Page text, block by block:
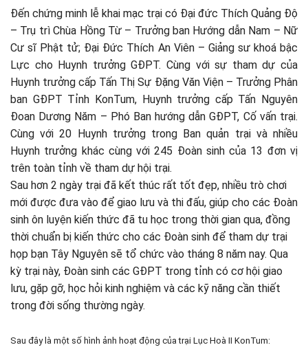
Đến chứng minh lễ khai mạc trại có Đại đức Thích Quảng Độ
– Trụ trì Chùa Hồng Từ – Trưởng ban Hướng dẫn Nam – Nữ
Cư sĩ Phật tử; Đại Đức Thích An Viên – Giảng sư khoá bậc
Lực cho Huynh trưởng GĐPT. Cùng với sự tham dự của
Huynh trưởng cấp Tấn Thị Sự Đặng Văn Viện – Trưởng Phân
ban GĐPT Tỉnh KonTum, Huynh trưởng cấp Tấn Nguyên
Đoan Dương Năm – Phó Ban hướng dẫn GĐPT, Cố vấn trại.
Cùng với 20 Huynh trưởng trong Ban quản trại và nhiều
Huynh trưởng khác cùng với 245 Đoàn sinh của 13 đơn vị
trên toàn tỉnh về tham dự hội trại.
Sau hơn 2 ngày trại đã kết thúc rất tốt đẹp, nhiều trò chơi
mới được đưa vào để giao lưu và thi đấu, giúp cho các Đoàn
sinh ôn luyện kiến thức đã tu học trong thời gian qua, đồng
thời chuẩn bị kiến thức cho các Đoàn sinh để tham dự trại
họp bạn Tây Nguyên sẽ tổ chức vào tháng 8 năm nay. Qua
kỳ trại này, Đoàn sinh các GĐPT trong tỉnh có cơ hội giao
lưu, gặp gỡ, học hỏi kinh nghiệm và các kỹ năng cần thiết
trong đời sống thường ngày.
Sau đây là một số hình ảnh hoạt động của trại Lục Hoà II KonTum: